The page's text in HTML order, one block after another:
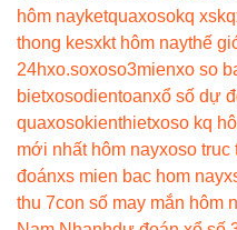
hôm nayketquaxosokq xs
thong kesxkt hôm naythế
24hxo.soxoso3mienxo so
bietxosodientoanxổ số dự
quaxosokienthietxoso kq
mới nhất hôm nayxoso truc
đoánxs mien bac hom nay
thu 7con số may mắn hôm